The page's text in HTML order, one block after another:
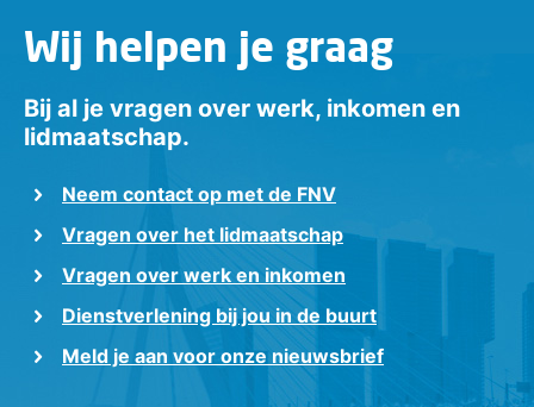
Wij helpen je graag
Bij al je vragen over werk, inkomen en
lidmaatschap.
Neem contact op met de FNV
Vragen over het lidmaatschap
Vragen over werk en inkomen
Dienstverlening bij jou in de buurt
Meld je aan voor onze nieuwsbrief